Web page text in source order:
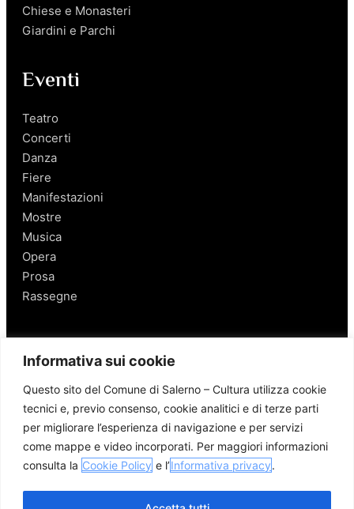
Informativa sui cookie
Questo sito del Comune di Salerno – Cultura utilizza cookie
tecnici e, previo consenso, cookie analitici e di terze parti
per migliorare l’esperienza di navigazione e per servizi
come mappe e video incorporati. Per maggiori informazioni
consulta la Cookie Policy e l’Informativa privacy.
Chiese e Monasteri
Giardini e Parchi
Eventi
Teatro
Concerti
Danza
Fiere
Manifestazioni
Mostre
Musica
Opera
Prosa
Rassegne
Salerno
Personaggi
Enogastronomia
Mobilità a Salerno
Luoghi nei Dintorni
Link utili